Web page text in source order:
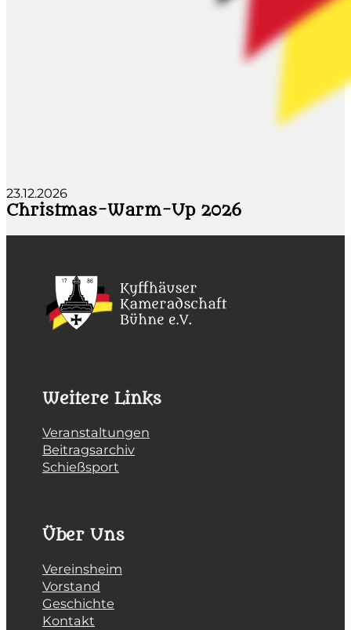
23.12.2026
Christmas-Warm-Up 2026
Weitere Links
Veranstaltungen
Beitragsarchiv
Schießsport
Über Uns
Vereinsheim
Vorstand
Geschichte
Kontakt